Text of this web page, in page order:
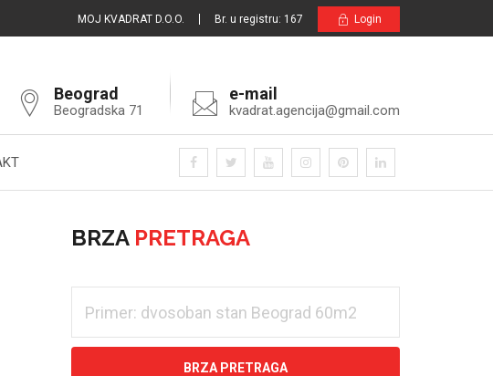
MOJ KVADRAT D.O.O. Br. u registru: 167 Login
Beograd
Beogradska 71
e-mail
kvadrat.agencija@gmail.com
BRZAPRETRAGA
BRZA PRETRAGA